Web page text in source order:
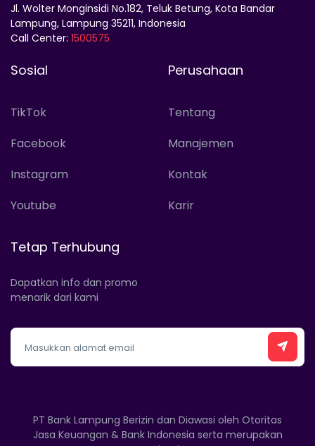
Jl. Wolter Monginsidi No.182, Teluk Betung, Kota Bandar
Lampung, Lampung 35211, Indonesia
Call Center: 1500575
Sosial
TikTok
Facebook
Instagram
Youtube
Perusahaan
Tentang
Manajemen
Kontak
Karir
Tetap Terhubung
Dapatkan info dan promo
menarik dari kami
PT Bank Lampung Berizin dan Diawasi oleh Otoritas
Jasa Keuangan & Bank Indonesia serta merupakan